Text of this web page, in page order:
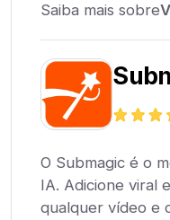
Saiba mais sobre
O Submagic é o
IA. Adicione viral
qualquer vídeo e